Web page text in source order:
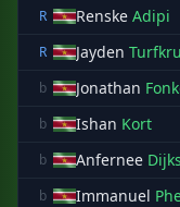
R
Renske Adipi
R
Jayden
b
Jonathan
b Ishan Kort
b Anfernee
b Immanuel